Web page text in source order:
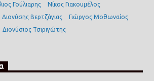
Γούλιαρης
Νίκος Γιακουμέλος
Διονύσης Βερτζάγιας
Γιώργος Μοθωναίος
Διονύσιος Τσιριγώτης